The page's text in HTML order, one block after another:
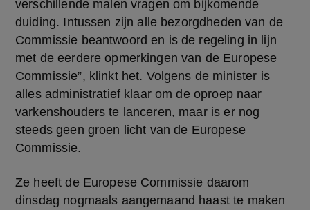
verschillende malen vragen om bijkomende
duiding. Intussen zijn alle bezorgdheden van de
Commissie beantwoord en is de regeling in lijn
met de eerdere opmerkingen van de Europese
Commissie”, klinkt het. Volgens de minister is
alles administratief klaar om de oproep naar
varkenshouders te lanceren, maar is er nog
steeds geen groen licht van de Europese
Commissie.
Ze heeft de Europese Commissie daarom
dinsdag nogmaals aangemaand haast te maken